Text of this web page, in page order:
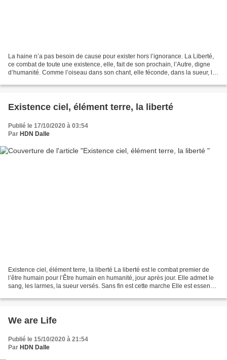
La haine n’a pas besoin de cause pour exister hors l’ignorance. La Liberté,
ce combat de toute une existence, elle, fait de son prochain, l’Autre, digne
d’humanité. Comme l’oiseau dans son chant, elle féconde, dans la sueur, le
Existence ciel, élément terre, la liberté
Publié le 17/10/2020 à 03:54
Par HDN Dalle
Existence ciel, élément terre, la liberté La liberté est le combat premier de
l’être humain pour l’Être humain en humanité, jour après jour. Elle admet le
sang, les larmes, la sueur versés. Sans fin est cette marche Elle est essence
We are Life
Publié le 15/10/2020 à 21:54
Par HDN Dalle